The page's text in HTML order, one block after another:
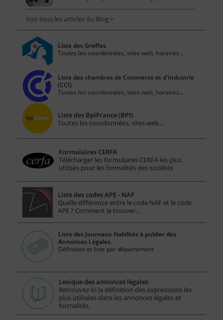
Voir tous les articles du Blog >
Liste des Greffes
Toutes les coordonnées, sites web, horaires...
Liste des chambres de Commerce et d'Industrie
(CCI)
Toutes les coordonnées, sites web, horaires...
Liste des BpiFrance (BPI)
Toutes les coordonnées, sites web...
Formulaires CERFA
Télécharger les formulaires CERFA les plus
utilisés pour les formalités des sociétés
Liste des codes APE - NAF
Quelle différence entre le code NAF et le code
APE ? Comment le trouver…
Liste des Journaux Habilités à publier des
Annonces Légales.
Définition et liste par département
Lexique des annonces légales
Retrouvez ici la définition des expressions les
plus utilisées dans les annonces légales et
formalités.